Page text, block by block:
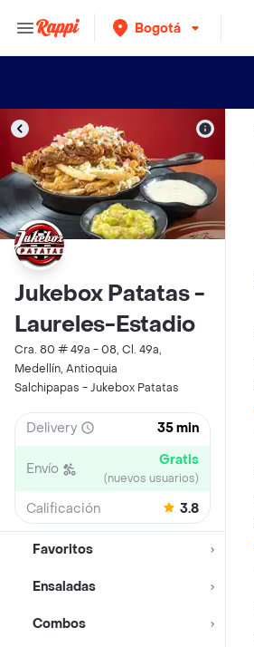
Bogotá
Jukebox Patatas -
Laureles-Estadio
Cra. 80 # 49a - 08, Cl. 49a,
Medellín, Antioquia
Salchipapas - Jukebox Patatas
Delivery 35 min
Envío Gratis
(nuevos usuarios)
Calificación 3.8
Favoritos
Ensaladas
Combos